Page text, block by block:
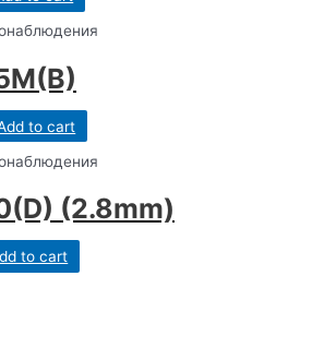
to cart
(2.8mm)
to cart